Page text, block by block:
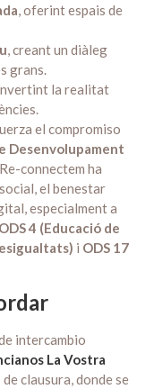
, oferint espais de
, creant un diàleg
grans.
la realitat
el compromiso
Desenvolupament
Re-connectem ha
el benestar
especialment a
4 (Educació de
i ODS 17
intercambio
La Vostra
clausura, donde se